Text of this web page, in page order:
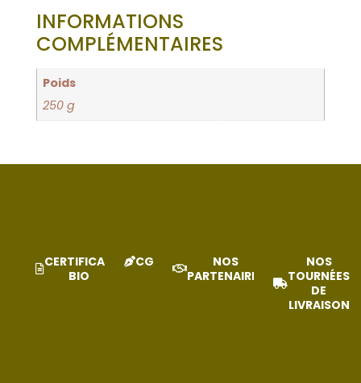
INFORMATIONS
COMPLÉMENTAIRES
Poids
250 g
CERTIFICAT
BIO
CGV
NOS
PARTENAIRES
NOS
TOURNÉES
DE
LIVRAISON